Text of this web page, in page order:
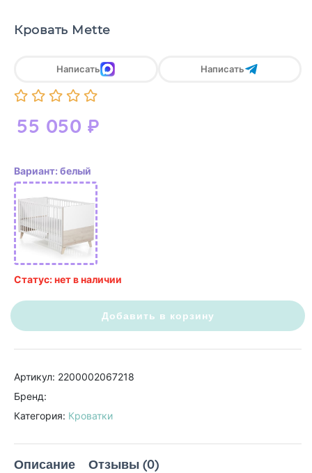
Кровать Mette
55 050 ₽
Написать Написать
Вариант: белый
Статус: нет в наличии
Добавить в корзину
Артикул: 2200002067218
Бренд:
Категория: Кроватки
Описание Отзывы (0)